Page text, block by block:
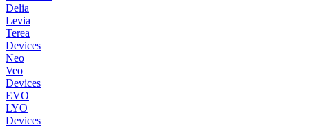
Delia
Levia
Terea
Devices
Neo
Veo
Devices
EVO
LYO
Devices